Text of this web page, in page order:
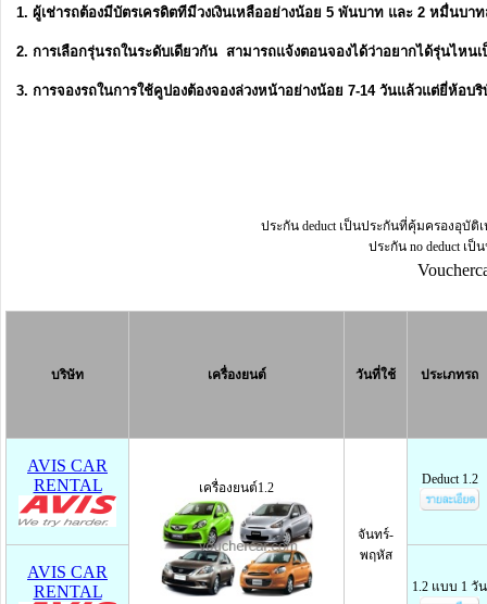
1. ผู้เช่ารถต้องมีบัตรเครดิตทีมีวงเงินเหลืออย่างน้อย 5 พันบาท และ 2 หมื่นบ
2. การเลือกรุ่นรถในระดับเดียวกัน สามารถแจ้งตอนจองได้ว่าอยากได้รุ่นไห
3. การจองรถในการใช้คูปองต้องจองล่วงหน้าอย่างน้อย 7-14 วันแล้วแต่ยี่ห้อบ
ประกัน deduct เป็นประกันที่คุ้มครองอุบั
ประกัน no deduct เ
บริษัท เครื่องยนต์ วันที่ใช้ ประเภทรถ
AVIS CAR
RENTAL
เครื่องยนต์1.2
จันทร์-
พฤหัส
Deduct 1.2
AVIS CAR
RENTAL
1.2 แบบ 1 วัน